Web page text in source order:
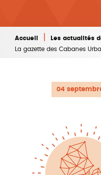
Accueil Les actualités
La gazette des Cabanes
04